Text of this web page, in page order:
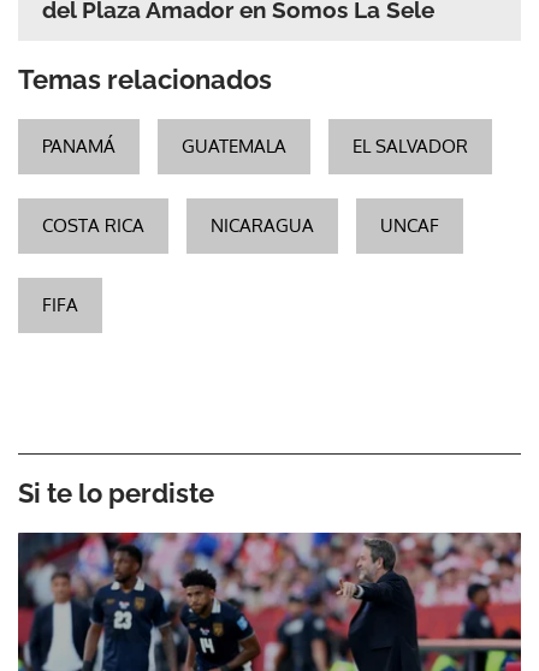
del Plaza Amador en Somos La Sele
Temas relacionados
PANAMÁ GUATEMALA EL SALVADOR
COSTA RICA NICARAGUA UNCAF
FIFA
Si te lo perdiste